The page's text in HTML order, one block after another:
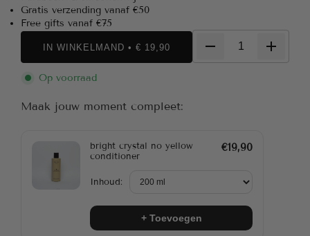
Gratis verzending vanaf €50
Free gifts vanaf €75
IN WINKELMAND • € 19,90
Op voorraad
Maak jouw moment compleet:
bright crystal no yellow
conditioner
€19,90
Inhoud:
+ Toevoegen